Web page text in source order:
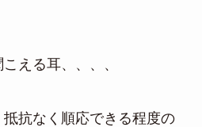
える耳、、、、
抗なく順応できる程度の